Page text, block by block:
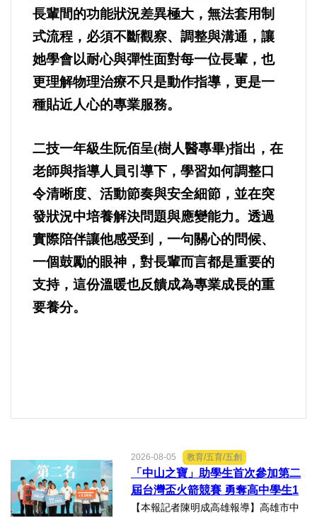
長輩間的功能狀況差異極大，無法套用制
式流程，必須不斷觀察、調整與溝通，讓
她學會以耐心與彈性面對每一位長輩，也
更理解物理治療不只是動作指導，更是一
種貼近人心的專業服務。
二技一年級生阮佰呈(樹人醫專畢)指出，在
老師與指導人員引導下，學習如何調整口
令清晰度、活動節奏與安全細節，並在突
發狀況中培養解決問題與應變能力。透過
實際陪伴讓他感受到，一句關心的問候、
一個鼓勵的眼神，對長輩而言都是重要的
支持，這份溫暖也反饋成為專業成長的重
要養分。
2026-08-05 教育/五育/五創
「中山之寶」助學生首次參加第二
屆台灣盃火箭競賽 勇奪高中學生1
K組亞軍
【本報記者陳明成高雄報導】高雄市中